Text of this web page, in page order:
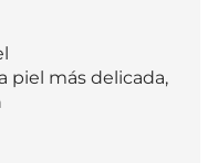
piel más delicada,